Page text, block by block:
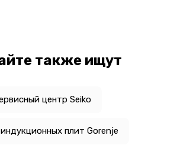
также ищут
центр Seiko
плит Gorenje